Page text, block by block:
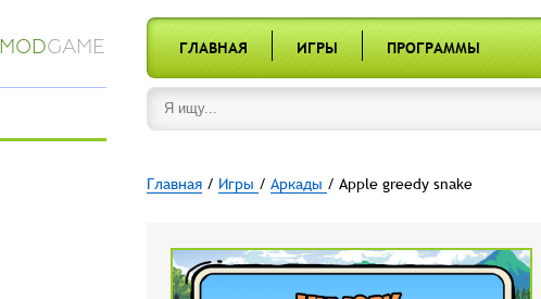
MODGAME ГЛАВНАЯ ИГРЫ ПРОГРАММЫ
Главная/ Игры / Аркады / Apple greedy snake